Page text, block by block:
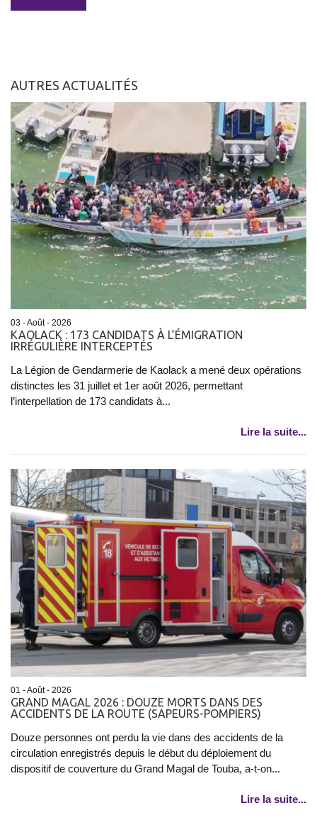
AUTRES ACTUALITÉS
03 - Août - 2026
KAOLACK : 173 CANDIDATS À L’ÉMIGRATION
IRRÉGULIÈRE INTERCEPTÉS
La Légion de Gendarmerie de Kaolack a mené deux opérations
distinctes les 31 juillet et 1er août 2026, permettant
l’interpellation de 173 candidats à...
Lire la suite...
01 - Août - 2026
GRAND MAGAL 2026 : DOUZE MORTS DANS DES
ACCIDENTS DE LA ROUTE (SAPEURS-POMPIERS)
Douze personnes ont perdu la vie dans des accidents de la
circulation enregistrés depuis le début du déploiement du
dispositif de couverture du Grand Magal de Touba, a-t-on...
Lire la suite...